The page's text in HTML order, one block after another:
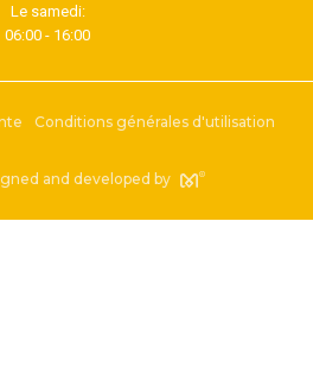
Le samedi:
06:00 - 16:00
Conditions générales d'utilisation
and developed by